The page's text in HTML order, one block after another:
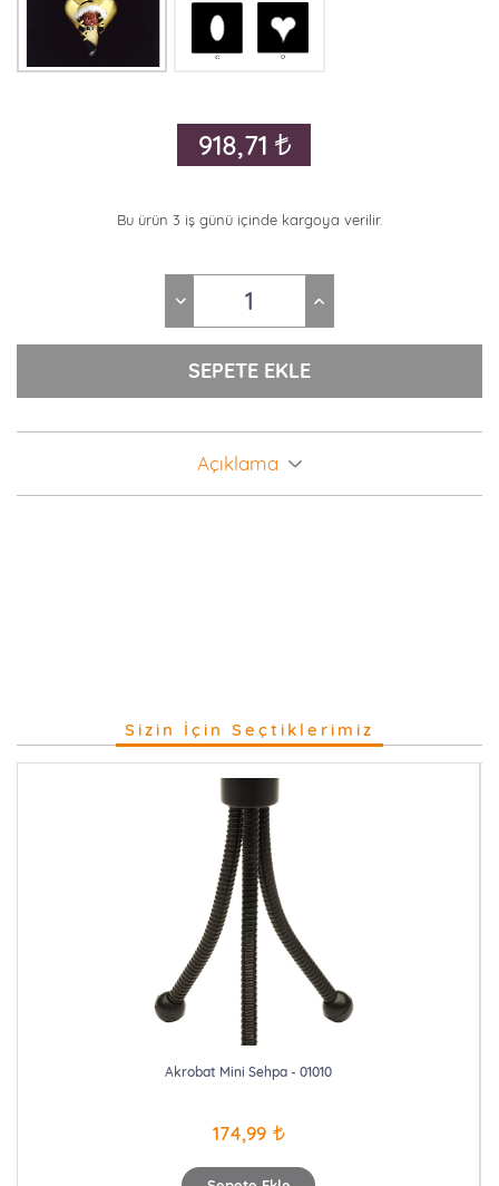
918,71
Bu ürün 3 iş günü içinde kargoya verilir.
Açıklama
Sizin İçin Seçtiklerimiz
Akrobat Mini Sehpa - 01010
174,99